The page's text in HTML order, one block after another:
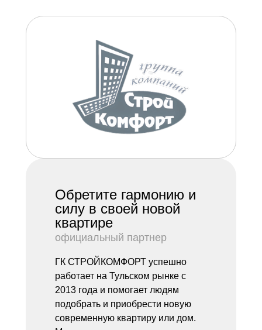
Обретите гармонию и
силу в своей новой
квартире
официальный партнер
ГК СТРОЙКОМФОРТ успешно
работает на Тульском рынке с
2013 года и помогает людям
подобрать и приобрести новую
современную квартиру или дом.